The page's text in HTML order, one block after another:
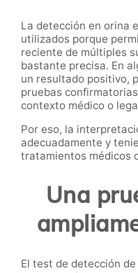
La detección en orina
utilizados porque
reciente de múltiples
bastante precisa. En
un resultado positivo,
pruebas
contexto médico o
Por eso, la
adecuadamente y
tratamientos médicos
Una
El test de detección